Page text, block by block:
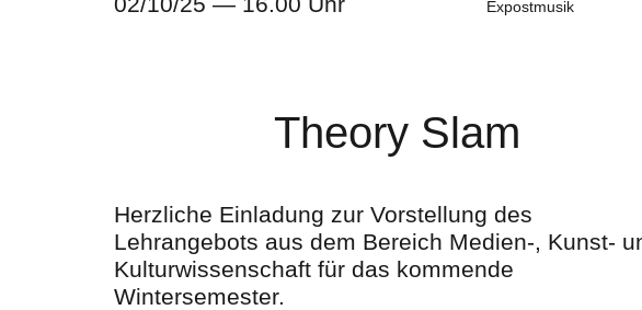
Expostmusik
Theory Slam
Herzliche Einladung zur Vorstellung des
Lehrangebots aus dem Bereich Medien-, Kunst-
Kultur­wissenschaft für das kommende
Wintersemester.